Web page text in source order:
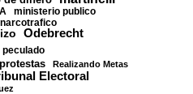
ministerio publico
narcotrafico
Odebrecht
peculado
protestas Realizando Metas
Electoral